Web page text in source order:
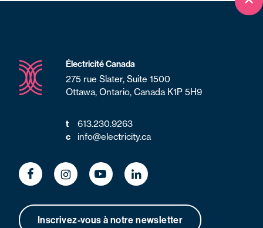
Électricité Canada
275 rue Slater, Suite 1500
Ottawa, Ontario, Canada K1P 5H9
t 613.230.9263
c info@electricity.ca
Inscrivez-vous à notre newsletter